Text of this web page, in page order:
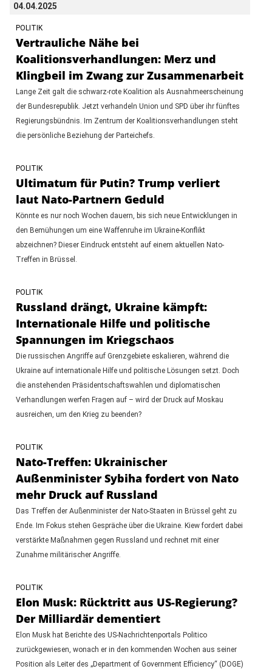
04.04.2025
POLITIK
Vertrauliche Nähe bei
Koalitionsverhandlungen: Merz und
Klingbeil im Zwang zur Zusammenarbeit
Lange Zeit galt die schwarz-rote Koalition als Ausnahmeerscheinung
der Bundesrepublik. Jetzt verhandeln Union und SPD über ihr fünftes
Regierungsbündnis. Im Zentrum der Koalitionsverhandlungen steht
die persönliche Beziehung der Parteichefs.
POLITIK
Ultimatum für Putin? Trump verliert
laut Nato-Partnern Geduld
Könnte es nur noch Wochen dauern, bis sich neue Entwicklungen in
den Bemühungen um eine Waffenruhe im Ukraine-Konflikt
abzeichnen? Dieser Eindruck entsteht auf einem aktuellen Nato-
Treffen in Brüssel.
POLITIK
Russland drängt, Ukraine kämpft:
Internationale Hilfe und politische
Spannungen im Kriegschaos
Die russischen Angriffe auf Grenzgebiete eskalieren, während die
Ukraine auf internationale Hilfe und politische Lösungen setzt. Doch
die anstehenden Präsidentschaftswahlen und diplomatischen
Verhandlungen werfen Fragen auf – wird der Druck auf Moskau
ausreichen, um den Krieg zu beenden?
POLITIK
Nato-Treffen: Ukrainischer
Außenminister Sybiha fordert von Nato
mehr Druck auf Russland
Das Treffen der Außenminister der Nato-Staaten in Brüssel geht zu
Ende. Im Fokus stehen Gespräche über die Ukraine. Kiew fordert dabei
verstärkte Maßnahmen gegen Russland und rechnet mit einer
Zunahme militärischer Angriffe.
POLITIK
Elon Musk: Rücktritt aus US-Regierung?
Der Milliardär dementiert
Elon Musk hat Berichte des US-Nachrichtenportals Politico
zurückgewiesen, wonach er in den kommenden Wochen aus seiner
Position als Leiter des „Department of Government Efficiency“ (DOGE)